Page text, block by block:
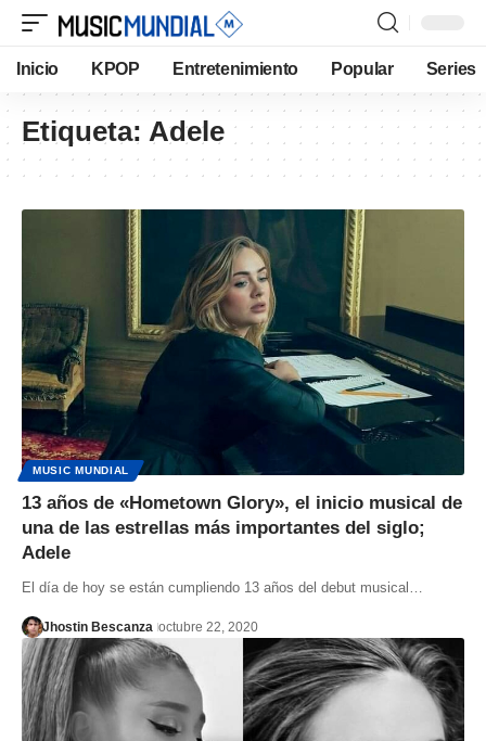
Inicio KPOP Entretenimiento Popular Series
Etiqueta: Adele
MUSIC MUNDIAL
13 años de «Hometown Glory», el inicio musical de
una de las estrellas más importantes del siglo;
Adele
El día de hoy se están cumpliendo 13 años del debut musical…
Jhostin Bescanza octubre 22, 2020